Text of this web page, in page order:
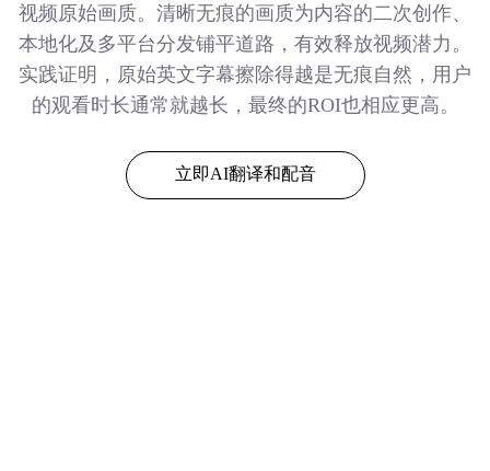
视频原始画质。清晰无痕的画质为内容的二次创作、
本地化及多平台分发铺平道路，有效释放视频潜力。
实践证明，原始英文字幕擦除得越是无痕自然，用户
的观看时长通常就越长，最终的ROI也相应更高。
立即AI翻译和配音